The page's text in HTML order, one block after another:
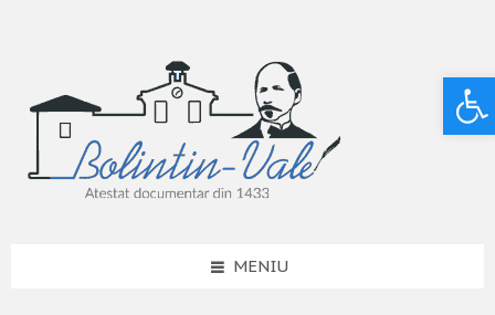
MENIU
Deschide bara de unelte